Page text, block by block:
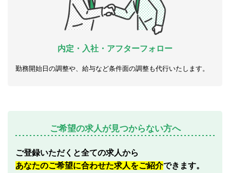
内定・入社・アフターフォロー
勤務開始日の調整や、給与など条件面の調整も代行いたします。
ご希望の求人が見つからない方へ
ご登録いただくと全ての求人から
あなたのご希望に合わせた求人をご紹介できます。